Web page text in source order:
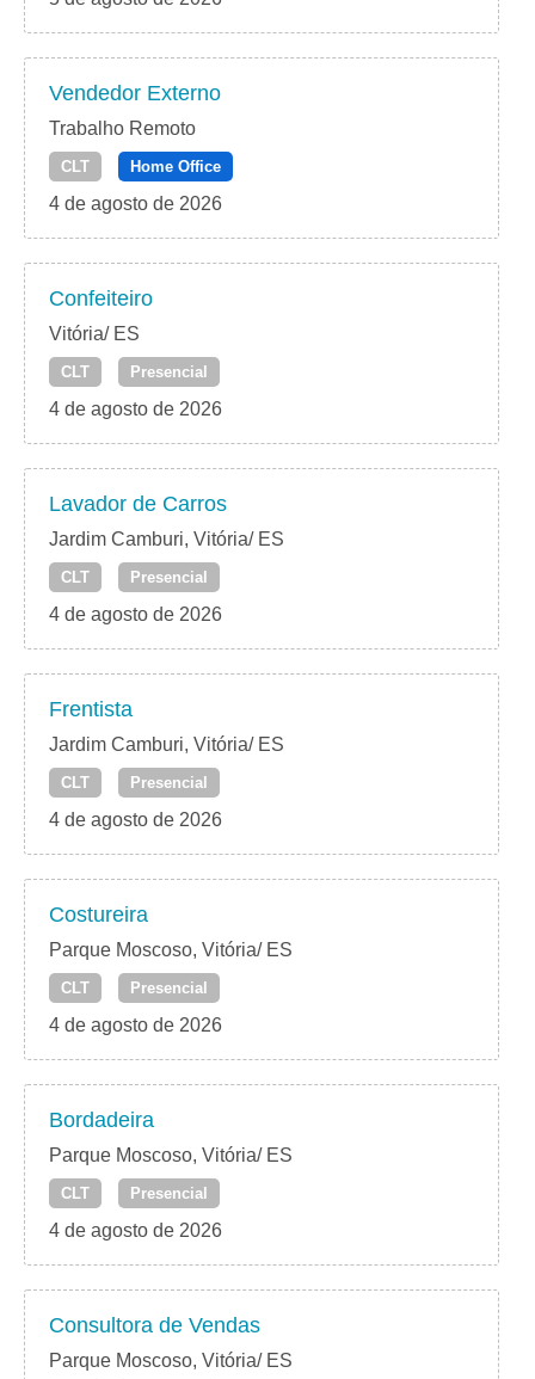
Vendedor Externo
Trabalho Remoto
CLT Home Office
4 de agosto de 2026
Confeiteiro
Vitória/ ES
CLT Presencial
4 de agosto de 2026
Lavador de Carros
Jardim Camburi, Vitória/ ES
CLT Presencial
4 de agosto de 2026
Frentista
Jardim Camburi, Vitória/ ES
CLT Presencial
4 de agosto de 2026
Costureira
Parque Moscoso, Vitória/ ES
CLT Presencial
4 de agosto de 2026
Bordadeira
Parque Moscoso, Vitória/ ES
CLT Presencial
4 de agosto de 2026
Consultora de Vendas
Parque Moscoso, Vitória/ ES